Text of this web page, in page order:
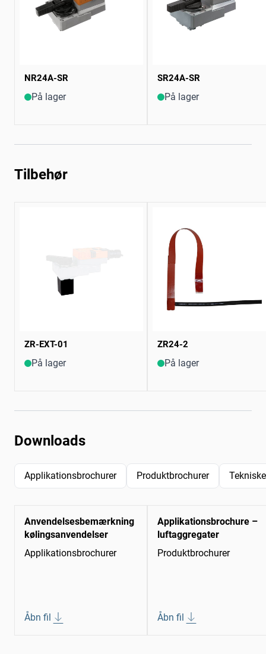
NR24A-SR
På lager
SR24A-SR
På lager
Tilbehør
ZR-EXT-01
På lager
ZR24-2
På lager
Downloads
Applikationsbrochurer Produktbrochurer
Anvendelsesbemærkning
kølingsanvendelser
Applikationsbrochurer
Åbn fil
Applikationsbrochure –
luftaggregater
Produktbrochurer
Åbn fil